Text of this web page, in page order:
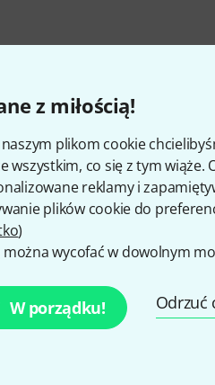
z miłością!
naszym plikom cookie
wszystkim, co się z tym
reklamy i
plików cookie do
)
można wycofać w dowolnym
W porządku! Odrzuć
Czy podoba Ci
Udostępnij
polskim, a przy